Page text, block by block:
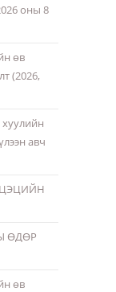
оны 8
өв
(2026,
авч
ӨДӨР
өв